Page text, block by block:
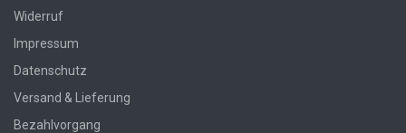
Widerruf
Impressum
Datenschutz
Versand & Lieferung
Bezahlvorgang